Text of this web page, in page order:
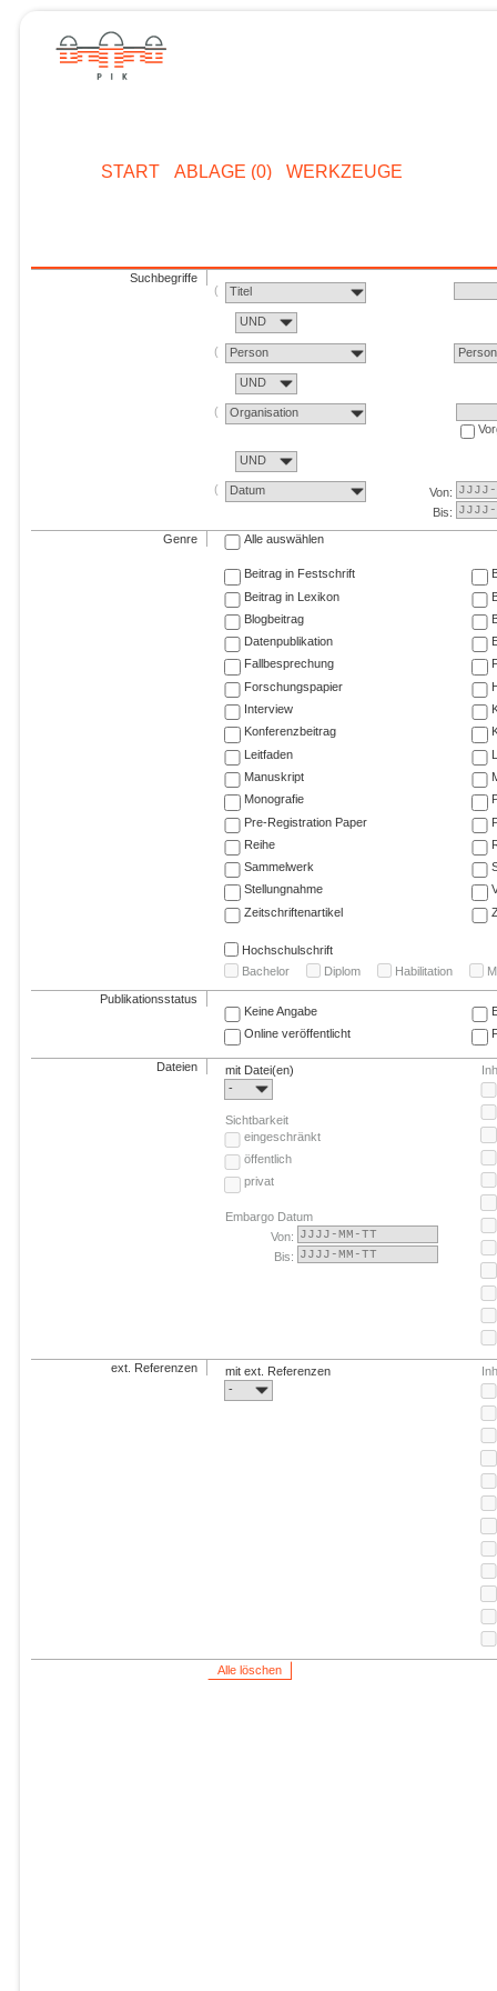
START ABLAGE (0) WERKZEUGE
Suchbegriffe
Titel
UND
Person Person
UND
Organisation
UND
Datum
Von:
Bis:
Genre Alle auswählen
Beitrag in Festschrift
Beitrag in Lexikon
Blogbeitrag
Datenpublikation
Fallbesprechung
Forschungspapier
Interview
Konferenzbeitrag
Leitfaden
Manuskript
Monografie
Pre-Registration Paper
Reihe
Sammelwerk
Stellungnahme
Zeitschriftenartikel
Hochschulschrift
Bachelor
Diplom Habilitation
Publikationsstatus
Keine Angabe
Online veröffentlicht
Dateien
mit Datei(en)
-
Sichtbarkeit
eingeschränkt
öffentlich
privat
Embargo Datum
Von:
Bis:
ext. Referenzen
mit ext. Referenzen
-